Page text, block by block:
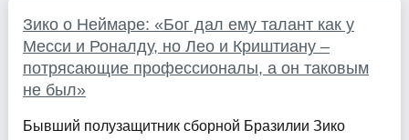
Зико о Неймаре: «Бог дал ему талант как у
Месси и Роналду, но Лео и Криштиану –
потрясающие профессионалы, а он таковым
не был»
Бывший полузащитник сборной Бразилии Зико